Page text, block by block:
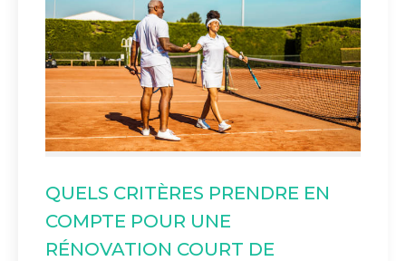
QUELS CRITÈRES PRENDRE EN
COMPTE POUR UNE
RÉNOVATION COURT DE